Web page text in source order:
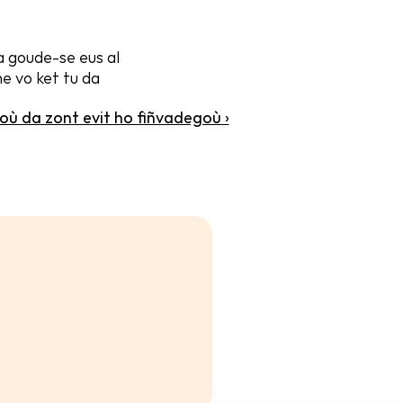
goude-se eus al
vo ket tu da
da zont evit ho fiñvadegoù ›